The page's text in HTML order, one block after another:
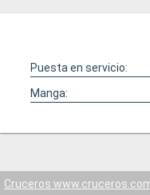
Puesta en servicio:
Manga:
Cruceros